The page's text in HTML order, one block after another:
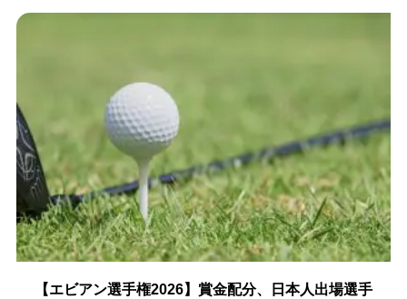
【エビアン選手権2026】賞金配分、日本人出場選手